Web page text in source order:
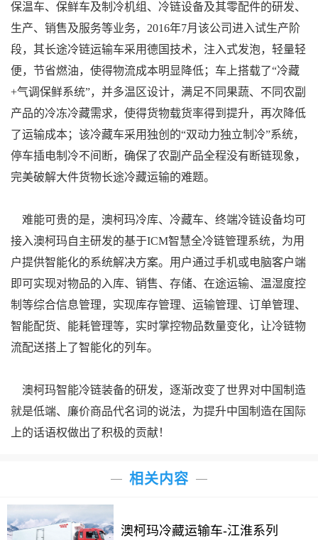
保温车、保鲜车及制冷机组、冷链设备及其零配件的研发、
生产、销售及服务等业务，2016年7月该公司进入试生产阶
段，其长途冷链运输车采用德国技术，注入式发泡，轻量轻
便，节省燃油，使得物流成本明显降低；车上搭载了“冷藏
+气调保鲜系统”，并多温区设计，满足不同果蔬、不同农副
产品的冷冻冷藏需求，使得货物载货率得到提升，再次降低
了运输成本；该冷藏车采用独创的“双动力独立制冷”系统，
停车插电制冷不间断，确保了农副产品全程没有断链现象，
完美破解大件货物长途冷藏运输的难题。
难能可贵的是，澳柯玛冷库、冷藏车、终端冷链设备均可
接入澳柯玛自主研发的基于ICM智慧全冷链管理系统，为用
户提供智能化的系统解决方案。用户通过手机或电脑客户端
即可实现对物品的入库、销售、存储、在途运输、温湿度控
制等综合信息管理，实现库存管理、运输管理、订单管理、
智能配货、能耗管理等，实时掌控物品数量变化，让冷链物
流配送搭上了智能化的列车。
澳柯玛智能冷链装备的研发，逐渐改变了世界对中国制造
就是低端、廉价商品代名词的说法，为提升中国制造在国际
上的话语权做出了积极的贡献！
相关内容
澳柯玛冷藏运输车-江淮系列